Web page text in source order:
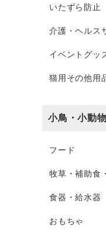
いたずら防止
介護・ヘルス
イベントグッ
猫用その他用
小鳥・小動物
フード
牧草・補助食
食器・給水器
おもちゃ